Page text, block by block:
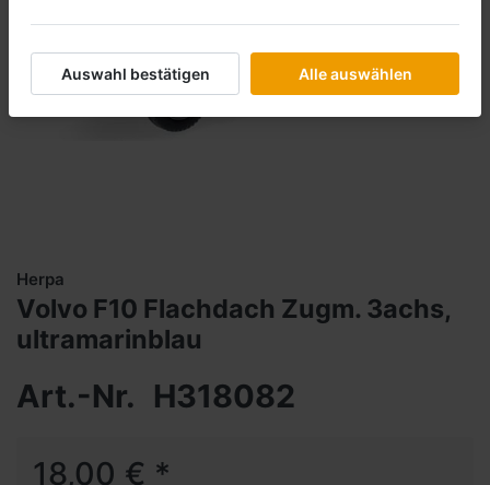
Herpa
Volvo F10 Flachdach Zugm. 3achs,
ultramarinblau
Art.-Nr. H318082
18,00 € *
Auswahl bestätigen Alle auswählen